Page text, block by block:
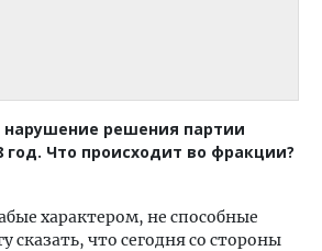
решения партии
Что происходит во фракции?
характером, не способные
что сегодня со стороны